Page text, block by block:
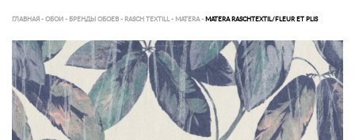
ГЛАВНАЯ - ОБОИ - БРЕНДЫ ОБОЕВ - RASCH TEXTILL- MATERA- MATERA RASCHTEXTIL/FLEUR ET PLIS